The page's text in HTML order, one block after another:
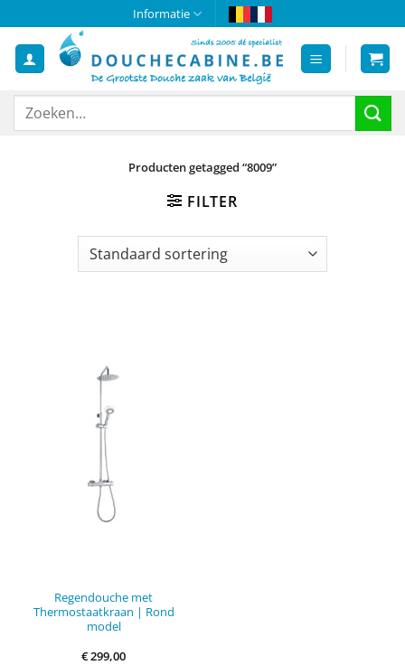
naar
inhoud
Informatie
Zoeken
Producten getagged “8009”
FILTER
Regendouche met
Thermostaatkraan | Rond
model
€299,00